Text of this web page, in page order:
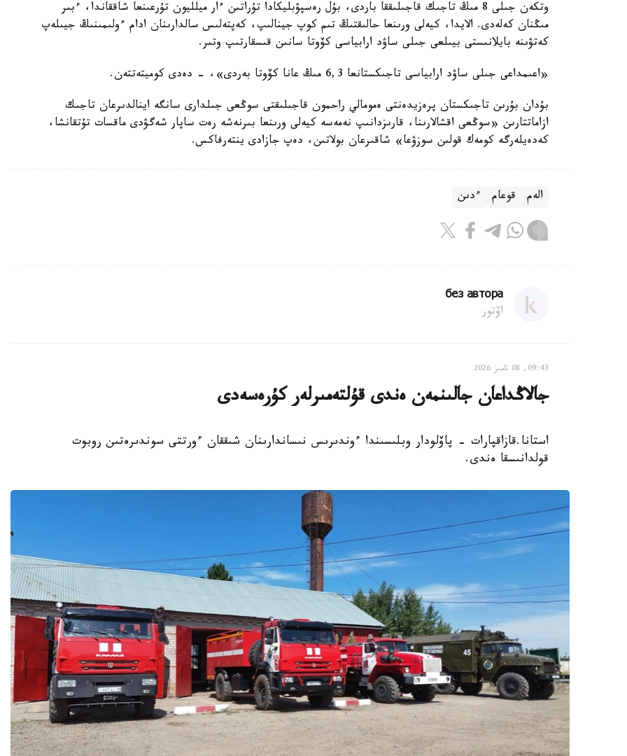
وتكەن جىلى 8 مىڭ تاجىك قاجىلىققا باردى، بۇل رەسپۋبليكادا تۇراتىن ءار ميلليون تۇرعىنعا شاققاندا، ءبىر
مىڭنان كەلەدى. الايدا، كيەلى ورىنعا حالىقتىڭ تىم كوپ جينالىپ، كەپتەلىس سالدارىنان ادام ءولىمىنىڭ جيىلەپ
كەتۋىنە بايلانىستى بيىلعى جىلى ساۋد ارابياسى كۆوتا سانىن قىسقارتىپ وتىر.
«اعىمداعى جىلى ساۋد ارابياسى تاجىكستانعا 6,3 مىڭ عانا كۆوتا بەردى»، - دەدى كوميتەتتەن.
بۇدان بۇرىن تاجىكستان پرەزيدەنتى ەمومالي راحمون قاجىلىقتى سوڭعى جىلدارى سانگە اينالدىرعان تاجىك
ازاماتتارىن «سوڭعى اقشالارىنا، قارىزدانىپ نەمەسە كيەلى ورىنعا بىرنەشە رەت ساپار شەگۋدى ماقسات تۇتقانشا،
كەدەيلەرگە كومەك قولىن سوزۋعا» شاقىرعان بولاتىن، دەپ جازادى ينتەرفاكس.
الەم قوعام ءدىن
без автора
اۆتور
09:43, 08 تامىز 2026
جالاڭداعان جالىنمەن ەندى قۇلتەمىرلەر كۇرەسەدى
استانا.قازاقپارات - پاۆلودار وبلىسىندا ءوندىرىس نىساندارىنان شىققان ءورتتى سوندىرەتىن روبوت
قولدانىسقا ەندى.